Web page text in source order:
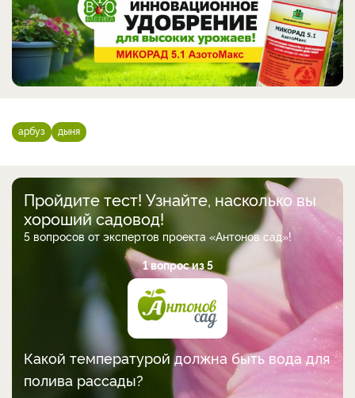
арбуз дыня
Пройдите тест! Узнайте, насколько вы
хороший садовод!
5 вопросов от экспертов проекта «Антонов сад»!
1 вопрос из 5
Какой температурой должна быть вода для
полива рассады?